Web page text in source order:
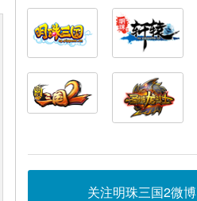
关注明珠三国2微博